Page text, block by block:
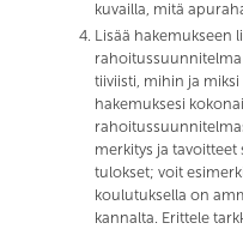
kuvailla, mitä
Lisää hakemukseen
rahoitussuunnitelma
tiiviisti, mihin ja
hakemuksesi
merkitys ja tavoitteet
tulokset; voit
koulutuksella on
kannalta. Erittele